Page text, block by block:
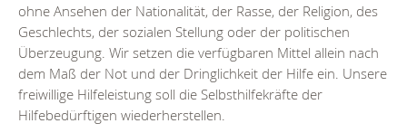
ohne Ansehen der Nationalität, der Rasse, der Religion, des
Geschlechts, der sozialen Stellung oder der politischen
Überzeugung. Wir setzen die verfügbaren Mittel allein nach
dem Maß der Not und der Dringlichkeit der Hilfe ein. Unsere
freiwillige Hilfeleistung soll die Selbsthilfekräfte der
Hilfebedürftigen wiederherstellen.